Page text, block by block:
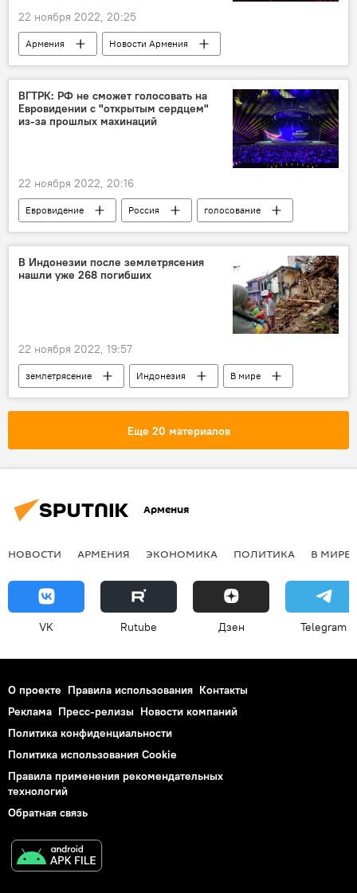
22 ноября 2022, 20:25
Армения
Новости Армения
Общество
фейерверк
мэрия
Ереван
ВГТРК: РФ не сможет голосовать на
Евровидении с "открытым сердцем"
из-за прошлых махинаций
22 ноября 2022, 20:16
Евровидение Россия голосование
В Индонезии после землетрясения
нашли уже 268 погибших
22 ноября 2022, 19:57
землетрясение Индонезия В мире
Еще 20 материалов
Армения
НОВОСТИ АРМЕНИЯ ЭКОНОМИКА ПОЛИТИКА В МИРЕ
VK Rutube Дзен Telegram
О проекте Правила использования Контакты
Реклама Пресс-релизы Новости компаний
Политика конфиденциальности
Политика использования Cookie
Правила применения рекомендательных
технологий
Обратная связь